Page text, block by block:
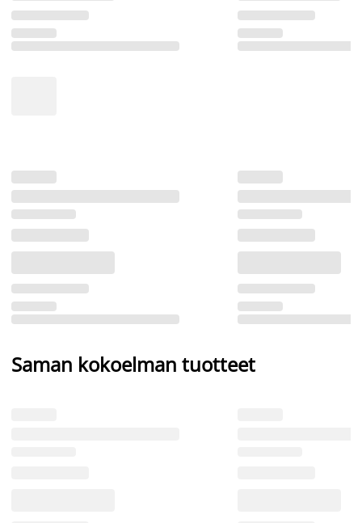
Saman kokoelman tuotteet